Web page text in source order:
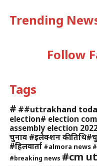
Trending
Follow
Tags
# ##uttrakhand
election# election
assembly election
चुनाव #इलेक्शन की
#हिलवार्ता #almora news
#breaking news #cm